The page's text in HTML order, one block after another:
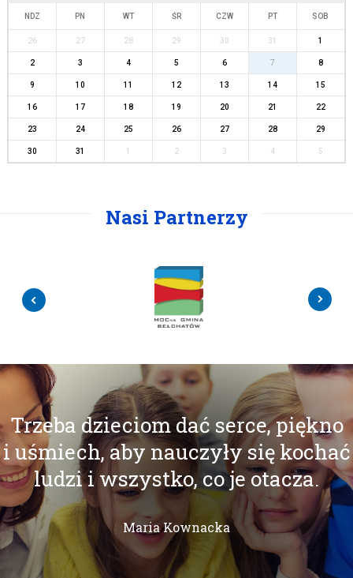
NDZ PN WT ŚR CZW PT SOB
26 27 28 29 30 31 1
2 3 4 5 6 7 8
9 10 11 12 13 14 15
16 17 18 19 20 21 22
23 24 25 26 27 28 29
30 31 2 3 4 5
Nasi Partnerzy
Trzeba dzieciom dać serce, piękno
i uśmiech, aby nauczyły się kochać
ludzi i wszystko, co je otacza.
Maria Kownacka